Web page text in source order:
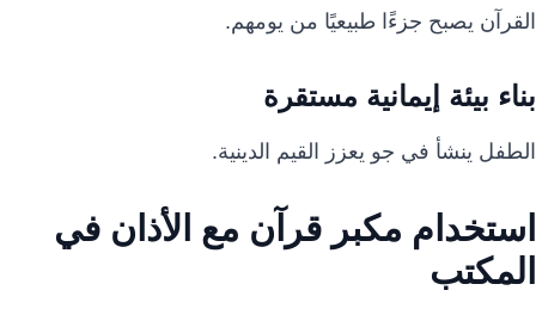
القرآن يصبح جزءًا طبيعيًا من يومهم.
بناء بيئة إيمانية مستقرة
الطفل ينشأ في جو يعزز القيم الدينية.
استخدام مكبر قرآن مع الأذان في
المكتب